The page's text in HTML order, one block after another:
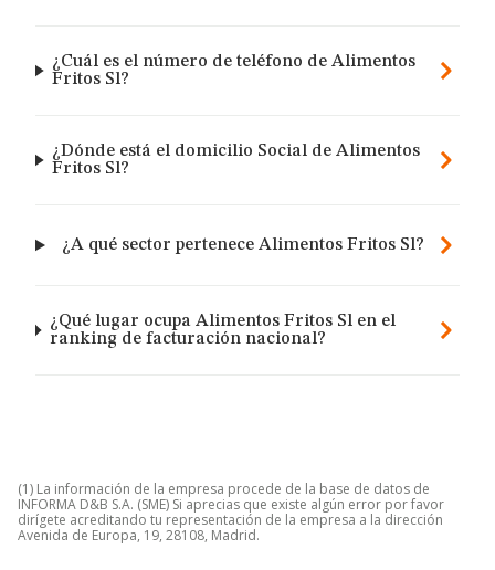
¿Cuál es el número de teléfono de Alimentos
Fritos Sl?
¿Dónde está el domicilio Social de Alimentos
Fritos Sl?
¿A qué sector pertenece Alimentos Fritos Sl?
¿Qué lugar ocupa Alimentos Fritos Sl en el
ranking de facturación nacional?
(1) La información de la empresa procede de la base de datos de
INFORMA D&B S.A. (SME) Si aprecias que existe algún error por favor
dirígete acreditando tu representación de la empresa a la dirección
Avenida de Europa, 19, 28108, Madrid.